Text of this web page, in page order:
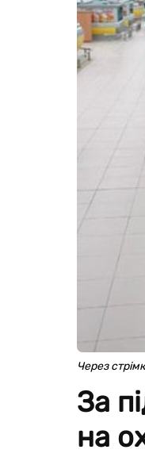
Через
За
на